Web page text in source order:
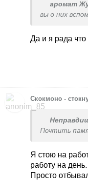
аромат
вы о них
Да и я рада что
Скокмоно -
Почтить
Я стою на
работу на
Просто